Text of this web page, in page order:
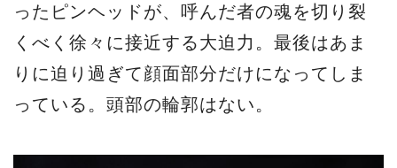
ったピンヘッドが、呼んだ者の魂を切り裂
くべく徐々に接近する大迫力。最後はあま
りに迫り過ぎて顔面部分だけになってしま
っている。頭部の輪郭はない。